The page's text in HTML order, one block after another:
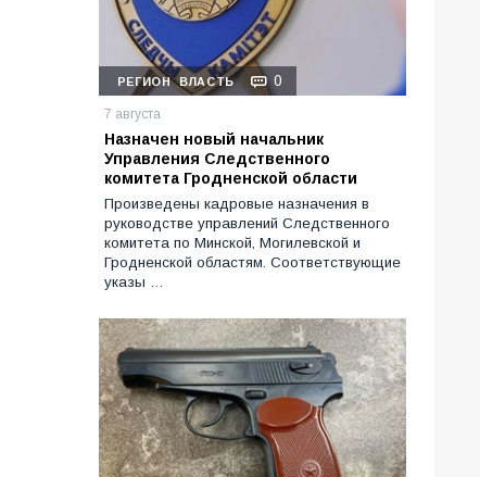
РЕГИОН ВЛАСТЬ 0
7 августа
Назначен новый начальник
Управления Следственного
комитета Гродненской области
Произведены кадровые назначения в
руководстве управлений Следственного
комитета по Минской, Могилевской и
Гродненской областям. Соответствующие
указы …